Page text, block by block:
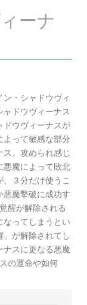
ーナ
・シャドウヴィ
ドウヴィーナス
ドウヴィーナスが
よって敏感な部分
。攻められ感じ
悪魔によって敗北
３分だけ使うこ
悪魔撃破に成功す
醒が解除される
なってしまうとい
が解除されてし
ナスに更なる悪魔
の運命や如何